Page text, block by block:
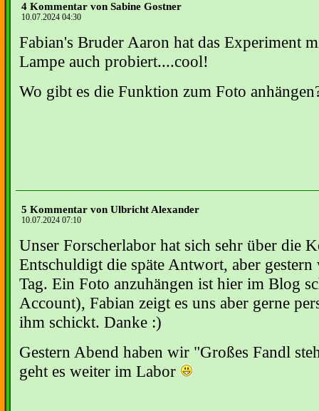
4 Kommentar von Sabine Gostner
10.07.2024 04:30
Fabian's Bruder Aaron hat das Experiment
Lampe auch probiert....cool!
Wo gibt es die Funktion zum Foto
5 Kommentar von Ulbricht Alexander
10.07.2024 07:10
Unser Forscherlabor hat sich sehr über die
Entschuldigt die späte Antwort, aber
Tag. Ein Foto anzuhängen ist hier im Blog
Account), Fabian zeigt es uns aber gerne
ihm schickt. Danke :)
Gestern Abend haben wir "Großes Fandl
geht es weiter im Labor